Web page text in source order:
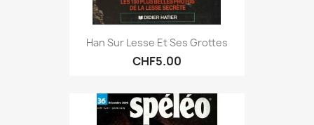
Han Sur Lesse Et Ses Grottes
CHF5.00